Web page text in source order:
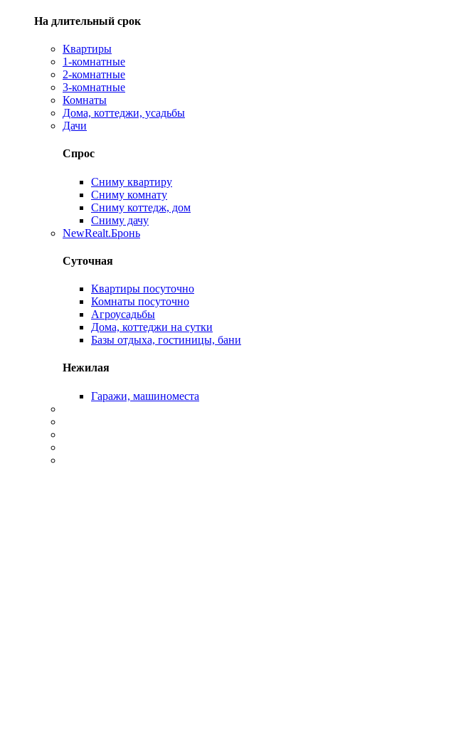
На длительный срок
Квартиры
1-комнатные
2-комнатные
3-комнатные
Комнаты
Дома, коттеджи, усадьбы
Дачи
Спрос
Сниму квартиру
Сниму комнату
Сниму коттедж, дом
Сниму дачу
NewRealt.Бронь
Суточная
Квартиры посуточно
Комнаты посуточно
Агроусадьбы
Дома, коттеджи на сутки
Базы отдыха, гостиницы, бани
Нежилая
Гаражи, машиноместа